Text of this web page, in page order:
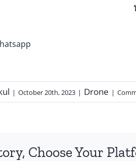
| October 20th, 2023 | Drone |
Choose Your